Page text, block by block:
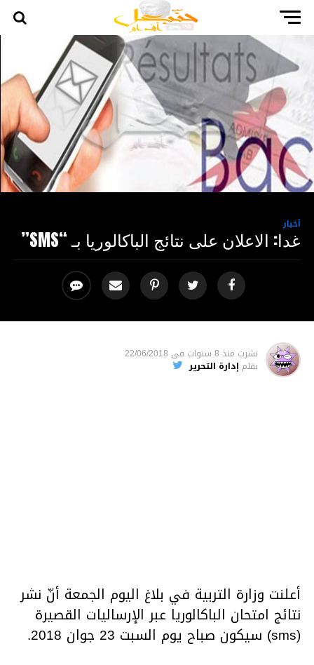
أخبار
غدا: الاعلان على نتائج الباكالوريا بـ “SMS”
نشرت منذ 8 سنوات فى 22/06/2018
بقلم إدارة التحرير
أعلنت وزارة التربية في بلاغ اليوم الجمعة أنّ نشر
نتائج امتحان الباكالوريا عبر الإرساليات القصيرة
(sms) سيكون صباح يوم السبت 23 جوان 2018.